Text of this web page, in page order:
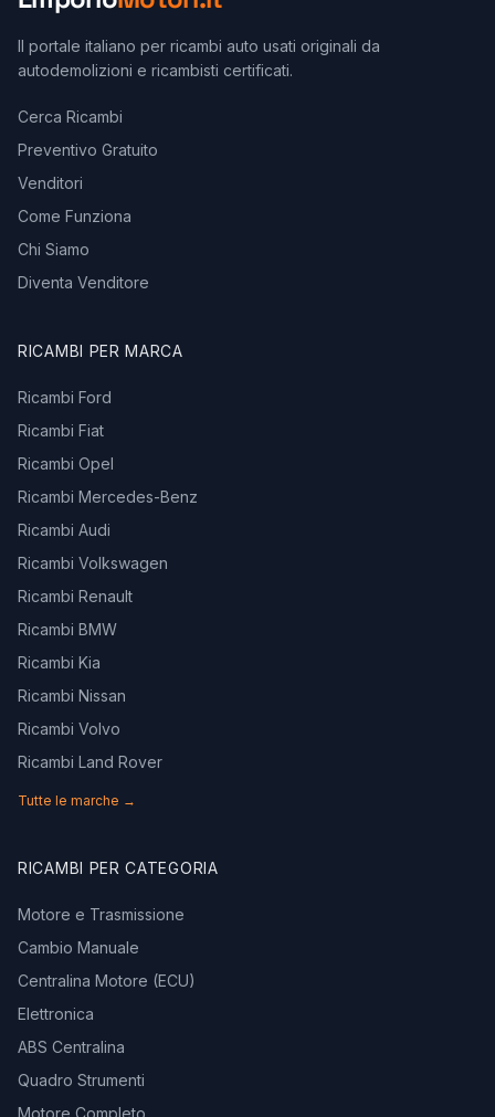
Il portale italiano per ricambi auto usati originali da
autodemolizioni e ricambisti certificati.
Cerca Ricambi
Preventivo Gratuito
Venditori
Come Funziona
Chi Siamo
Diventa Venditore
RICAMBI PER MARCA
Ricambi Ford
Ricambi Fiat
Ricambi Opel
Ricambi Mercedes-Benz
Ricambi Audi
Ricambi Volkswagen
Ricambi Renault
Ricambi BMW
Ricambi Kia
Ricambi Nissan
Ricambi Volvo
Ricambi Land Rover
Tutte le marche →
RICAMBI PER CATEGORIA
Motore e Trasmissione
Cambio Manuale
Centralina Motore (ECU)
Elettronica
ABS Centralina
Quadro Strumenti
Motore Completo